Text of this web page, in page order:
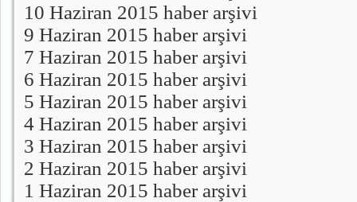
10 Haziran 2015 haber arşivi
9 Haziran 2015 haber arşivi
7 Haziran 2015 haber arşivi
6 Haziran 2015 haber arşivi
5 Haziran 2015 haber arşivi
4 Haziran 2015 haber arşivi
3 Haziran 2015 haber arşivi
2 Haziran 2015 haber arşivi
1 Haziran 2015 haber arşivi